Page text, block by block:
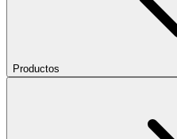
Productos